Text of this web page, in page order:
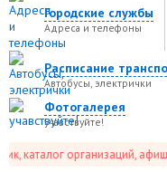
Городские службы
Адреса и телефоны
Расписание
Автобусы, электрички
Фотогалерея
учавствуйте!
каталог организаций, афиша